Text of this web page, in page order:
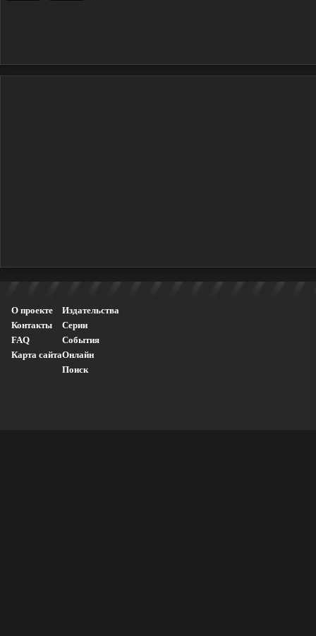
О проекте
Контакты
FAQ
Карта сайта
Издательства
Серии
События
Онлайн
Поиск